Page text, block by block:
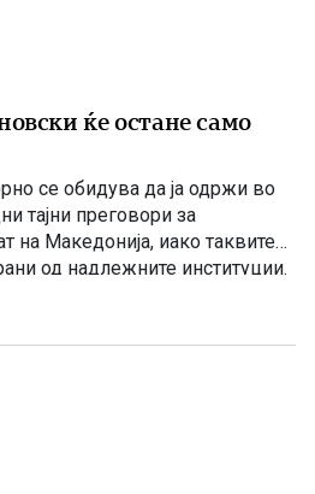
ќе остане само
се обидува да ја одржи во
тајни преговори за
на Македонија, иако таквите
од надлежните институции.
од сапуница наречен
тајно се подготвува да го